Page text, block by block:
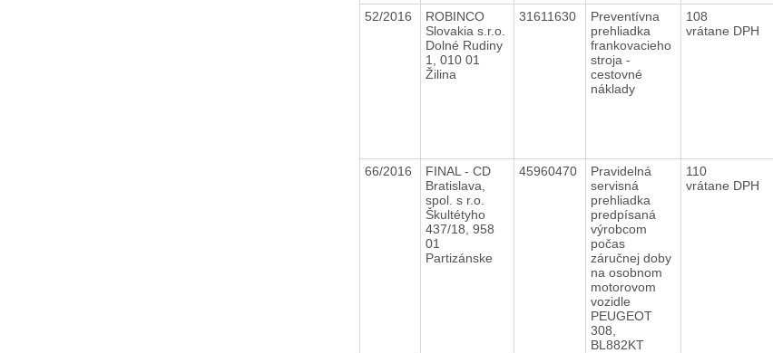
52/2016
ROBINCO
Slovakia s.r.o.
Dolné Rudiny
1, 010 01
Žilina
31611630
Preventívna
prehliadka
frankovacieho
stroja -
cestovné
náklady
108
vrátane DPH
66/2016
FINAL - CD
Bratislava,
spol. s r.o.
Škultétyho
437/18, 958
01
Partizánske
45960470
Pravidelná
servisná
prehliadka
predpísaná
výrobcom
počas
záručnej doby
na osobnom
motorovom
vozidle
PEUGEOT
308,
BL882KT
110
vrátane DPH